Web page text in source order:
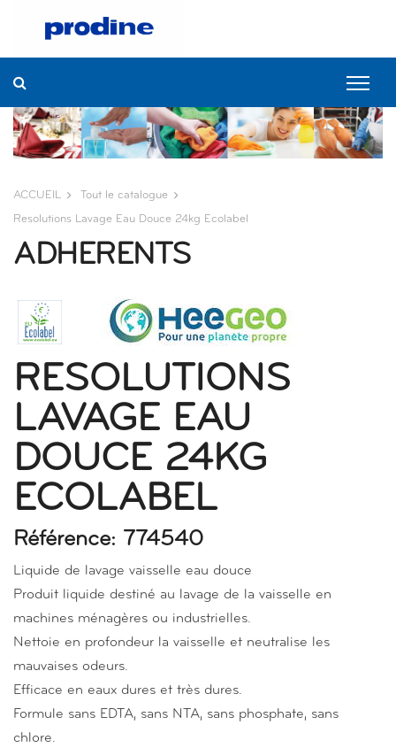
ACCUEIL Tout le catalogue
Resolutions Lavage Eau Douce 24kg Ecolabel
ADHERENTS
RESOLUTIONS
LAVAGE EAU
DOUCE 24KG
ECOLABEL
Référence: 774540
Liquide de lavage vaisselle eau douce
Produit liquide destiné au lavage de la vaisselle en
machines ménagères ou industrielles.
Nettoie en profondeur la vaisselle et neutralise les
mauvaises odeurs.
Efficace en eaux dures et très dures.
Formule sans EDTA, sans NTA, sans phosphate, sans
chlore.